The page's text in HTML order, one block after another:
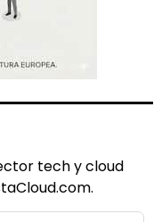
tech y cloud